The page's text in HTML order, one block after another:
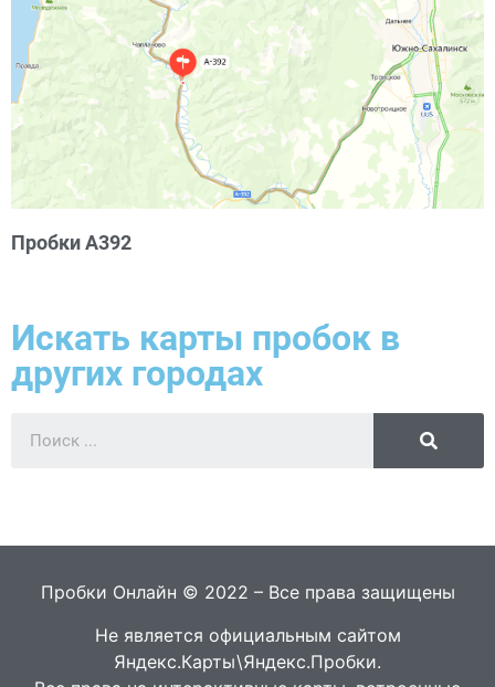
Пробки А392
Искать карты пробок в
других городах
Пробки Онлайн © 2022 – Все права защищены
Не является официальным сайтом
Яндекс.Карты\Яндекс.Пробки.